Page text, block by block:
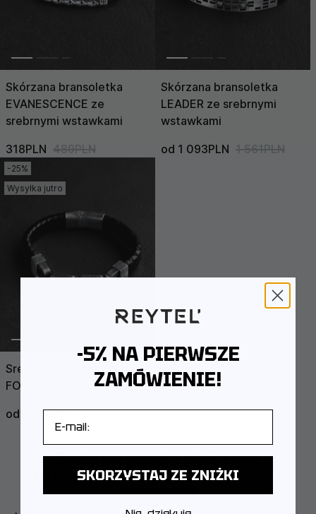
Skórzana bransoletka
EVANESCENCE ze
srebrnymi wstawkami
318PLN 489PLN
Skórzana bransoletka
LEADER ze srebrnymi
wstawkami
od 1 093PLN 1 561PLN
-25%
Wysyłka jutro
Srebrna bransoletka
FORTIS
od 2 583PLN 3 443PLN
Srebrna męska skórzana
bransoletka – połączenie siły i
elegancji
-5% NA PIERWSZE
ZAMÓWIENIE!
SKORZYSTAJ ZE ZNIŻKI